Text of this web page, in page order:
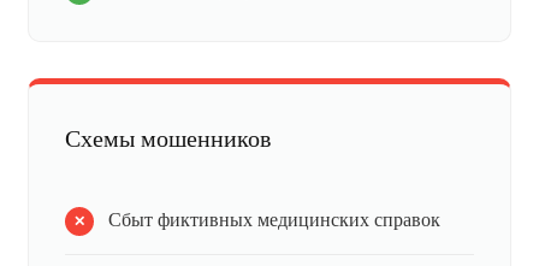
Схемы мошенников
Сбыт фиктивных медицинских справок